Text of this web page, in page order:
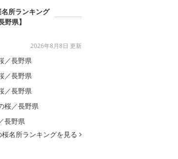
所ランキング
野県】
2026年8月8日 更新
／長野県
／長野県
／長野県
桜／長野県
長野県
名所ランキングを見る